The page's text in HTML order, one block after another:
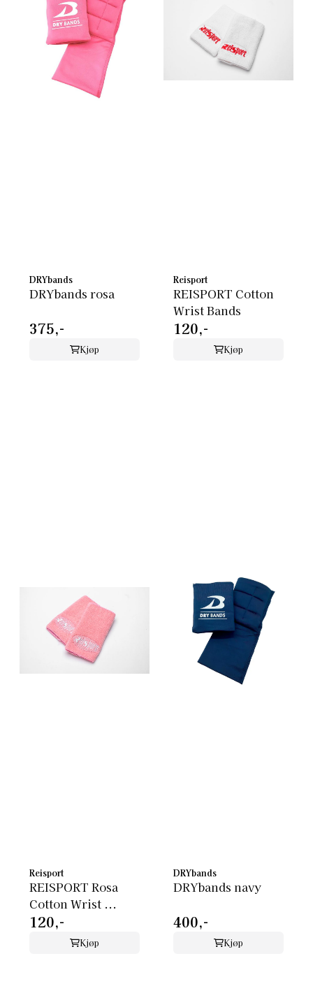
DRYbands
DRYbands rosa
375,-
Kjøp
Reisport
REISPORT Cotton
Wrist Bands
120,-
Kjøp
Reisport
REISPORT Rosa
Cotton Wrist ...
120,-
Kjøp
DRYbands
DRYbands navy
400,-
Kjøp